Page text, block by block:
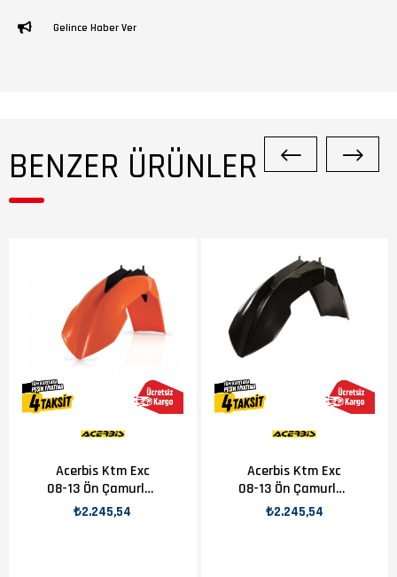
Gelince Haber Ver
BENZER ÜRÜNLER
Acerbis Ktm Exc
08-13 Ön Çamurluk
Turuncu
₺2.245,54
Acerbis Ktm Exc
08-13 Ön Çamurluk
Siyah
₺2.245,54